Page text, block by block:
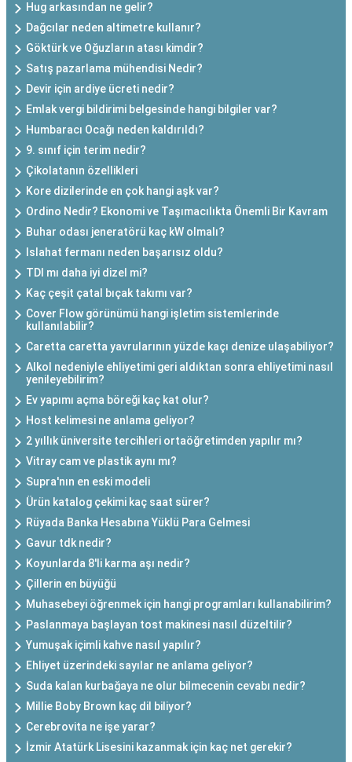
Hug arkasından ne gelir?
Dağcılar neden altimetre kullanır?
Göktürk ve Oğuzların atası kimdir?
Satış pazarlama mühendisi Nedir?
Devir için ardiye ücreti nedir?
Emlak vergi bildirimi belgesinde hangi bilgiler var?
Humbaracı Ocağı neden kaldırıldı?
9. sınıf için terim nedir?
Çikolatanın özellikleri
Kore dizilerinde en çok hangi aşk var?
Ordino Nedir? Ekonomi ve Taşımacılıkta Önemli Bir Kavram
Buhar odası jeneratörü kaç kW olmalı?
Islahat fermanı neden başarısız oldu?
TDI mı daha iyi dizel mi?
Kaç çeşit çatal bıçak takımı var?
Cover Flow görünümü hangi işletim sistemlerinde
kullanılabilir?
Caretta caretta yavrularının yüzde kaçı denize ulaşabiliyor?
Alkol nedeniyle ehliyetimi geri aldıktan sonra ehliyetimi nasıl
yenileyebilirim?
Ev yapımı açma böreği kaç kat olur?
Host kelimesi ne anlama geliyor?
2 yıllık üniversite tercihleri ortaöğretimden yapılır mı?
Vitray cam ve plastik aynı mı?
Supra'nın en eski modeli
Ürün katalog çekimi kaç saat sürer?
Rüyada Banka Hesabına Yüklü Para Gelmesi
Gavur tdk nedir?
Koyunlarda 8'li karma aşı nedir?
Çillerin en büyüğü
Muhasebeyi öğrenmek için hangi programları kullanabilirim?
Paslanmaya başlayan tost makinesi nasıl düzeltilir?
Yumuşak içimli kahve nasıl yapılır?
Ehliyet üzerindeki sayılar ne anlama geliyor?
Suda kalan kurbağaya ne olur bilmecenin cevabı nedir?
Millie Boby Brown kaç dil biliyor?
Cerebrovita ne işe yarar?
İzmir Atatürk Lisesini kazanmak için kaç net gerekir?